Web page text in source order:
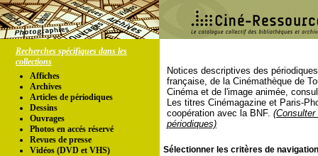
Recherches spécifiques dans les
collections
Affiches
Archives
Articles de périodiques
Dessins
Ouvrages
Photos en accés réservé
Revues de presse
Vidéos (DVD et VHS)
Notices descriptives des
française, de la Cinémathèque de
Cinéma et de l'image animée,
Les titres Cinémagazine et Paris-
coopération avec la BNF.
périodiques)
Sélectionner les critères de